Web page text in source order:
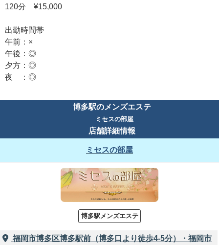
120分 ¥15,000
出勤時間帯
午前：×
午後：◎
夕方：◎
夜 ：◎
博多駅のメンズエステ
ミセスの部屋
店舗詳細情報
ミセスの部屋
博多駅メンズエステ
福岡市博多区博多駅前（博多口より徒歩4-5分）・福岡市